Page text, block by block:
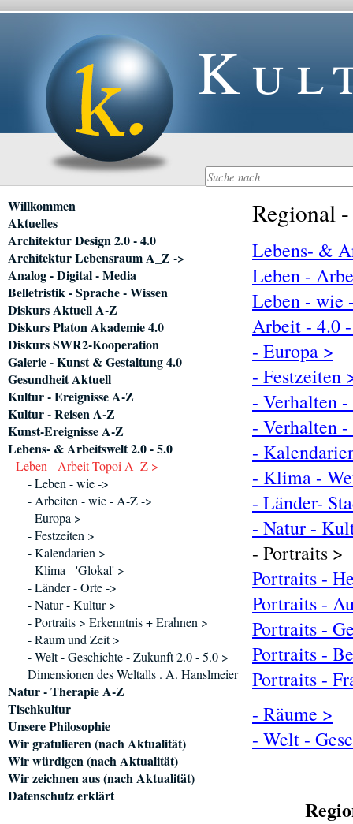
Regional
Lebens- &
Leben -
Leben - wie
Arbeit - 4.0
- Europa >
- Festzeiten
- Verhalten
- Verhalten
-
- Klima -
- Länder-
- Natur -
- Portraits >
Portraits -
Portraits -
Portraits -
Portraits -
Portraits -
- Räume >
- Welt -
Navigation
überspringen
Willkommen
Aktuelles
Architektur Design 2.0 - 4.0
Architektur Lebensraum A_Z ->
Analog - Digital - Media
Belletristik - Sprache - Wissen
Diskurs Aktuell A-Z
Diskurs Platon Akademie 4.0
Diskurs SWR2-Kooperation
Galerie - Kunst & Gestaltung 4.0
Gesundheit Aktuell
Kultur - Ereignisse A-Z
Kultur - Reisen A-Z
Kunst-Ereignisse A-Z
Lebens- & Arbeitswelt 2.0 - 5.0
Leben - Arbeit Topoi A_Z >
- Leben - wie ->
- Arbeiten - wie - A-Z ->
- Europa >
- Festzeiten >
- Kalendarien >
- Klima - 'Glokal' >
- Länder - Orte ->
- Natur - Kultur >
- Portraits > Erkenntnis + Erahnen >
- Raum und Zeit >
- Welt - Geschichte - Zukunft 2.0 - 5.0 >
Dimensionen des Weltalls . A. Hanslmeier
Natur - Therapie A-Z
Tischkultur
Unsere Philosophie
Wir gratulieren (nach Aktualität)
Wir würdigen (nach Aktualität)
Wir zeichnen aus (nach Aktualität)
Datenschutz erklärt